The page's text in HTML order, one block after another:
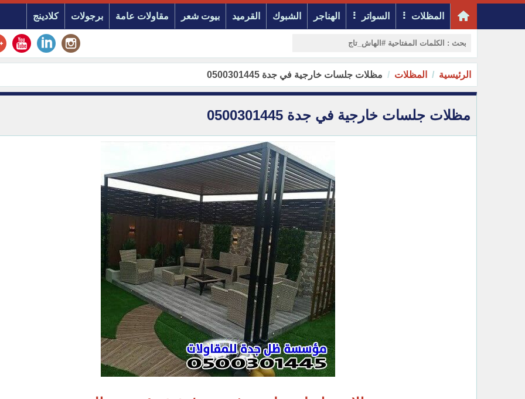
المظلات السواتر الهناجر الشبوك القرميد بيوت شعر مقاولات عامة برجولات كلادينج
الرئيسية المظلات مظلات جلسات خارجية في جدة 0500301445
مظلات جلسات خارجية في جدة 0500301445